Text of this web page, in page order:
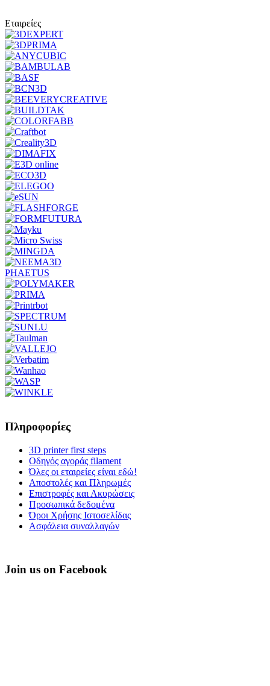
Εταιρείες
PHAETUS
Πληροφορίες
3D printer first steps
Οδηγός αγοράς filament
Όλες οι εταιρείες είναι εδώ!
Αποστολές και Πληρωμές
Επιστροφές και Ακυρώσεις
Προσωπικά δεδομένα
Όροι Χρήσης Ιστοσελίδας
Ασφάλεια συναλλαγών
Join us on Facebook